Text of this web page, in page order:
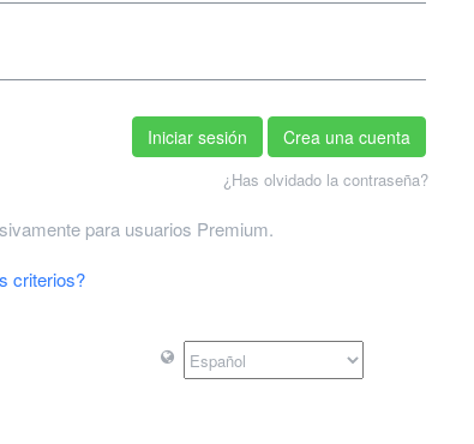
Iniciar sesión Crea una cuenta
¿Has olvidado la contraseña?
para usuarios Premium.
criterios?
